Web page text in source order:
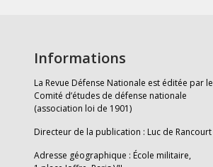
Informations
La Revue Défense Nationale est éditée par le
Comité d’études de défense nationale
(association loi de 1901)
Directeur de la publication : Luc de Rancourt
Adresse géographique : École militaire,